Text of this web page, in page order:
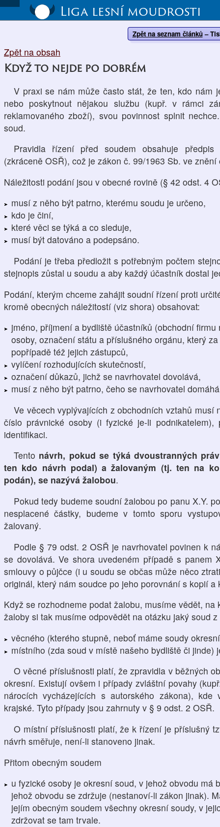
Liga lesní moudrosti
Zpět na seznam článků –
Zpět na obsah
Když to nejde po dobrém
V praxi se nám může často stát, že ten, kdo nám
nebo poskytnout nějakou službu (kupř. v rámci
reklamovaného zboží), svou povinnost splnit
soud.
Pravidla řízení před soudem obsahuje
(zkráceně OSŘ), což je zákon č. 99/1963 Sb. ve
Náležitosti podání jsou v obecné rovině (§ 42 odst. 4
musí z něho být patrno, kterému soudu je určeno,
kdo je činí,
které věci se týká a co sleduje,
musí být datováno a podepsáno.
Podání je třeba předložit s potřebným počtem
stejnopis zůstal u soudu a aby každý účastník dostal
Podání, kterým chceme zahájit soudní řízení proti
kromě obecných náležitostí (viz shora) obsahovat:
jméno, příjmení a bydliště účastníků (obchodní
osoby, označení státu a příslušného orgánu, který
popřípadě též jejich zástupců,
vylíčení rozhodujících skutečností,
označení důkazů, jichž se navrhovatel dovolává,
musí z něho být patrno, čeho se navrhovatel
Ve věcech vyplývajících z obchodních vztahů musí
číslo právnické osoby (i fyzické je-li
identifikaci.
Tento návrh, pokud se týká dvoustranných
ten kdo návrh podal) a žalovaným (tj. ten na
podán), se nazývá žalobou.
Pokud tedy budeme soudní žalobou po panu X.Y.
nesplacené částky, budeme v tomto sporu
žalovaný.
Podle § 79 odst. 2 OSŘ je navrhovatel povinen k
se dovolává. Ve shora uvedeném případě s panem
smlouvy o půjčce (i u soudu se občas může něco
originál, který nám soudce po jeho porovnání s kopií
Když se rozhodneme podat žalobu, musíme vědět,
žaloby si tak musíme odpovědět na otázku jaký soud
věcného (kterého stupně, neboť máme soudy
místního (zda soud v místě našeho bydliště či jinde)
O věcné příslušnosti platí, že zpravidla v běžných
okresní. Existují ovšem i případy zvláštní povahy
nárocích vycházejících s autorského zákona),
krajské. Tyto případy jsou zahrnuty v § 9 odst. 2 OSŘ.
O místní příslušnosti platí, že k řízení je příslušný
návrh směřuje, není-li stanoveno jinak.
Přitom obecným soudem
u fyzické osoby je okresní soud, v jehož obvodu má
jehož obvodu se zdržuje (nestanoví-li zákon jinak).
jejím obecným soudem všechny okresní soudy, v
zdržovat se tam trvale.